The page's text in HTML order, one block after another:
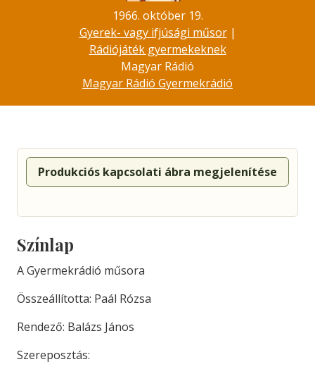
1966. október 19.
Gyerek- vagy ifjúsági műsor|
Rádiójáték gyermekeknek
Magyar Rádió
Magyar Rádió Gyermekrádió
Produkciós kapcsolati ábra megjelenítése
Színlap
A Gyermekrádió műsora
Összeállította: Paál Rózsa
Rendező: Balázs János
Szereposztás: